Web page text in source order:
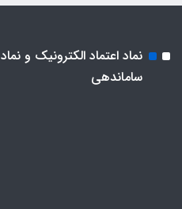
نماد اعتماد الکترونیک و نماد
ساماندهی